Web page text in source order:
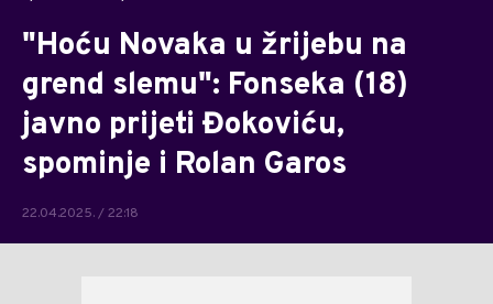
"Hoću Novaka u žrijebu na
grend slemu": Fonseka (18)
javno prijeti Đokoviću,
spominje i Rolan Garos
22.04.2025. / 22:18